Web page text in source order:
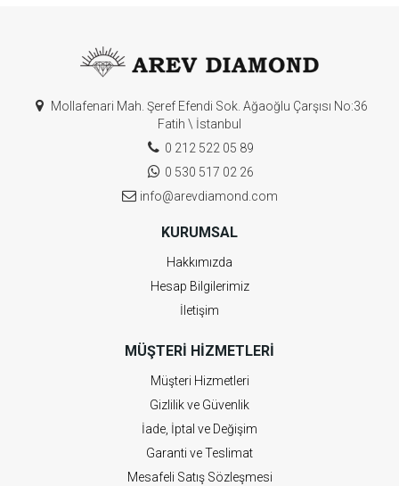
Mollafenari Mah. Şeref Efendi Sok. Ağaoğlu Çarşısı No:36
Fatih \ İstanbul
0 212 522 05 89
0 530 517 02 26
info@arevdiamond.com
KURUMSAL
Hakkımızda
Hesap Bilgilerimiz
İletişim
MÜŞTERI HIZMETLERI
Müşteri Hizmetleri
Gizlilik ve Güvenlik
İade, İptal ve Değişim
Garanti ve Teslimat
Mesafeli Satış Sözleşmesi